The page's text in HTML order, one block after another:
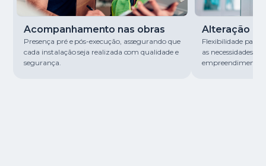
Acompanhamento nas obras
Presença pré e pós-execução, assegurando que
cada instalação seja realizada com qualidade e
segurança.
Alteração
Flexibilidade para
as necessidades
empreendimento.